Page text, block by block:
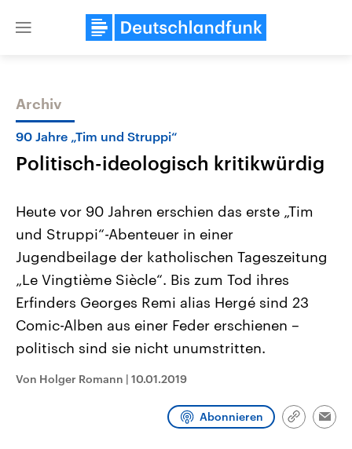
Close
Themen
Landtagswahl Sachsen-Anhalt
2026
Alle Informationen
Sachsen-Anhalt wählt am 6.
September 2026 einen neuen
Bundesland von einer Koalition aus
Umfragen, Prognosen,
Wahlprogramme, aktuelle Berichte
und Kandidaten der anstehenden
USA
Aktuelle Beiträge,
Hintergründe
Wirtschaftlich und
gehören die Vereinigten
mit großem Einfluss auf
Archiv
90 Jahre „Tim und Struppi“
Politisch-ideologisch kritikwürdig
Heute vor 90 Jahren erschien das erste „Tim
und Struppi“-Abenteuer in einer
Jugendbeilage der katholischen Tageszeitung
„Le Vingtième Siècle“. Bis zum Tod ihres
Erfinders Georges Remi alias Hergé sind 23
Comic-Alben aus einer Feder erschienen –
politisch sind sie nicht unumstritten.
Von Holger Romann | 10.01.2019
Abonnieren
Link